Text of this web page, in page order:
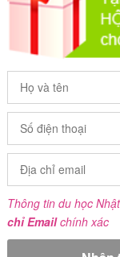
Thông tin du học
chỉ Emailchính xác